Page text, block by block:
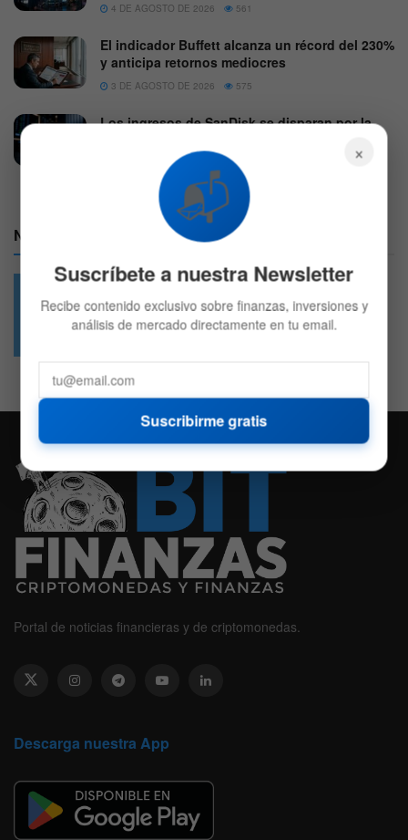
4 DE AGOSTO DE 2026 561
El indicador Buffett alcanza un récord del 230%
y anticipa retornos mediocres
3 DE AGOSTO DE 2026 575
Los ingresos de SanDisk se disparan por la
5 DE AGOSTO DE 2026 552
Nuestras Redes:
49.6k 4.7k
Portal de noticias financieras y de criptomonedas.
Descarga nuestra App
×
📬
Suscríbete a nuestra Newsletter
Recibe contenido exclusivo sobre finanzas, inversiones y
análisis de mercado directamente en tu email.
Suscribirme gratis